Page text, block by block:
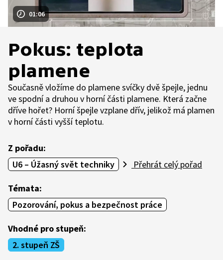
01:06
Pokus: teplota
plamene
Současně vložíme do plamene svíčky dvě špejle, jednu
ve spodní a druhou v horní části plamene. Která začne
dříve hořet? Horní špejle vzplane dřív, jelikož má plamen
v horní části vyšší teplotu.
Z pořadu:
U6 – Úžasný svět techniky
Přehrát celý pořad
Témata:
Pozorování, pokus a bezpečnost práce
Vhodné pro stupeň:
2. stupeň ZŠ